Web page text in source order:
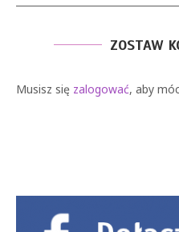
ZOSTAW
Musisz się zalogować, aby